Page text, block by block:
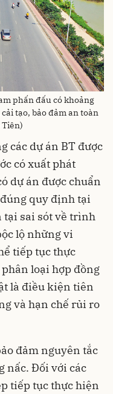
phấn đấu có khoảng
tạo, bảo đảm an toàn
Tiên)
các dự án BT được
có xuất phát
dự án được chuẩn
quy định tại
tại sai sót về trình
lộ những vi
tiếp tục thực
loại hợp đồng
là điều kiện tiên
và hạn chế rủi ro
đảm nguyên tắc
nấc. Đối với các
tiếp tục thực hiện